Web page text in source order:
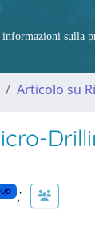
informazioni
Articolo su
;